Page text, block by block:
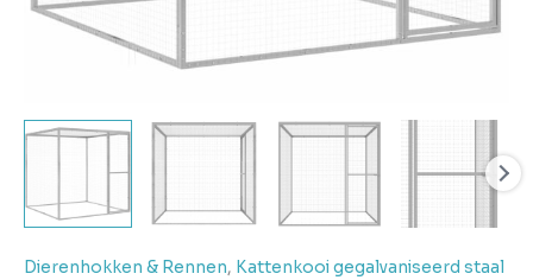
Dierenhokken & Rennen, Kattenkooi gegalvaniseerd staal